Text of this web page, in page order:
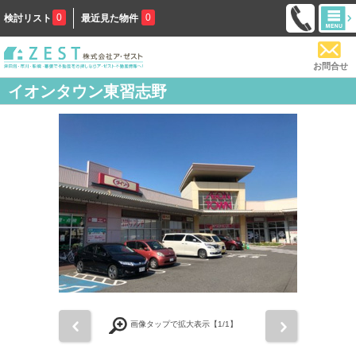
検討リスト 0 最近見た物件 0
お問合せ
イオンタウン東習志野
画像タップで拡大表示【1/1】